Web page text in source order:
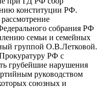
конституции РФ.
собрания РФ
семьи и семейных
группой О.В.Летковой.
РФ с
грубейшие нарушения
руководством
союзных и